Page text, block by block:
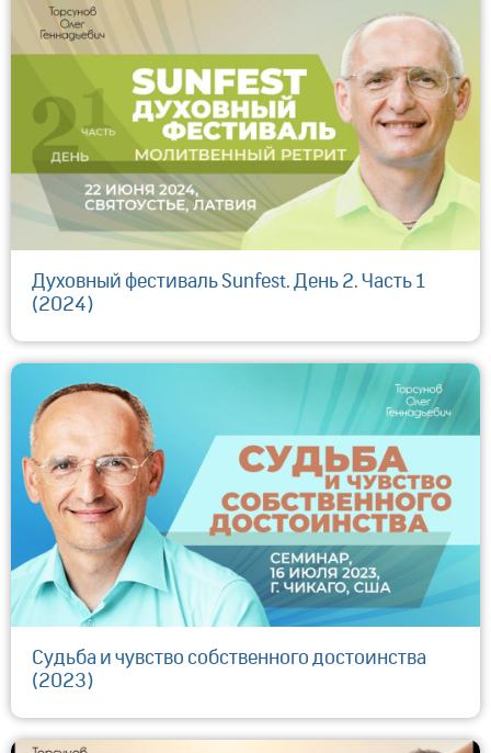
Духовный фестиваль Sunfest. День 2. Часть 1
(2024)
Судьба и чувство собственного достоинства
(2023)